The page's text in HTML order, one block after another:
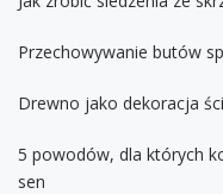
Przechowywanie butów
Drewno jako dekoracja
5 powodów, dla których
sen